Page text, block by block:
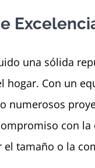
una sólida
hogar. Con un
numerosos
con
tamaño o la